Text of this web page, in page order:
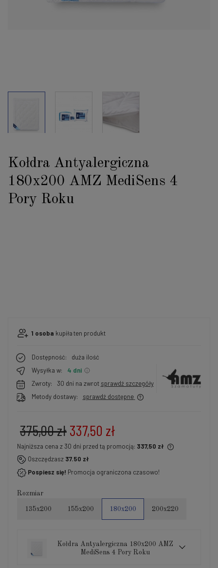
Kołdra Antyalergiczna
180x200 AMZ MediSens 4
Pory Roku
1 osoba kupiłaten produkt
Dostępność:
duża ilość
Wysyłka w:
4 dni
Zwroty:
30 dni na zwrot sprawdź szczegóły
Metody dostawy:
sprawdź dostępne
337,50 zł
375,00 zł
Najniższa cena z 30 dni przed tą promocją: 337,50 zł
Jeżeli produkt jest sprzedawany krócej niż 30 dni,
wyświetlana jest najniższa cena od momentu, kiedy
produkt pojawił się w sprzedaży.
Oszczędzasz 37.50 zł
Pospiesz się! Promocja ograniczona czasowo!
Rozmiar
135x200 155x200 180x200 200x220
Kołdra Antyalergiczna 180x200 AMZ
MediSens 4 Pory Roku